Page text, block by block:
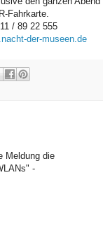
Fahrkarte.
/ 89 22 555
der-museen.de
Meldung die
-